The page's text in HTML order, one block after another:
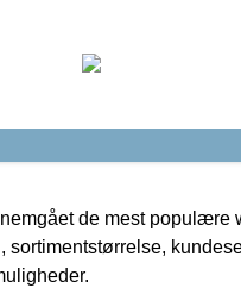
de mest populære
sortimentstørrelse,